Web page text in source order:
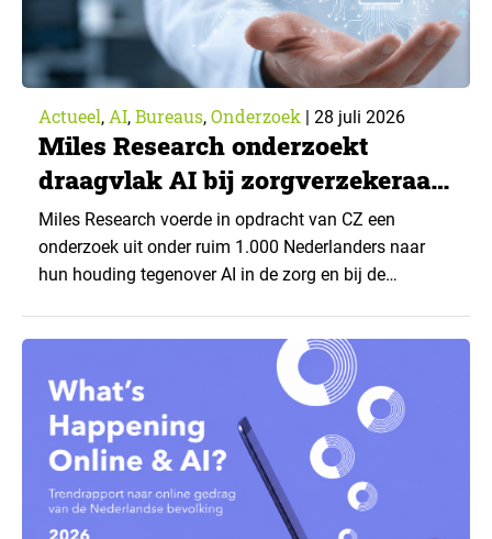
Actueel, AI, Bureaus, Onderzoek | 28 juli 2026
Miles Research onderzoekt
draagvlak AI bij zorgverzekeraar
CZ
Miles Research voerde in opdracht van CZ een
onderzoek uit onder ruim 1.000 Nederlanders naar
hun houding tegenover AI in de zorg en bij de
toepassingen, en waar trekken zij een grens? Dit
artikel is aangeleverd door kennispartner Miles
Research. ▼ De uitkomsten zijn…